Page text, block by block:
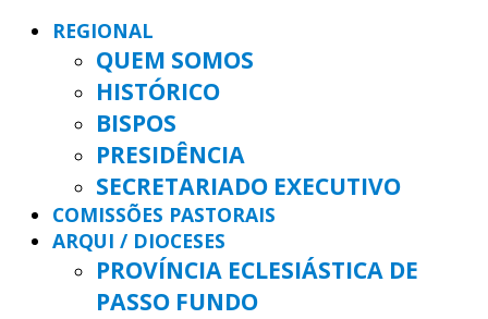
REGIONAL
QUEM SOMOS
HISTÓRICO
BISPOS
PRESIDÊNCIA
SECRETARIADO EXECUTIVO
COMISSÕES PASTORAIS
ARQUI / DIOCESES
PROVÍNCIA ECLESIÁSTICA DE
PASSO FUNDO